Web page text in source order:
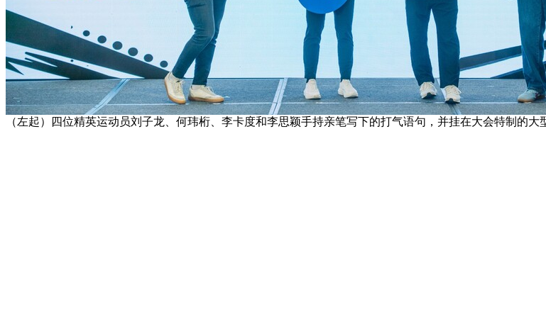
（左起）四位精英运动员刘子龙、何玮桁、李卡度和李思颖手持亲笔写下的打气语句，并挂在大会特制的